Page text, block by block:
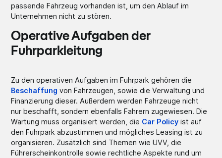
passende Fahrzeug vorhanden ist, um den Ablauf im
Unternehmen nicht zu stören.
Operative Aufgaben der
Fuhrparkleitung
Zu den operativen Aufgaben im Fuhrpark gehören die
Beschaffung von Fahrzeugen, sowie die Verwaltung und
Finanzierung dieser. Außerdem werden Fahrzeuge nicht
nur beschafft, sondern ebenfalls Fahrern zugewiesen. Die
Wartung muss organisiert werden, die Car Policy ist auf
den Fuhrpark abzustimmen und mögliches Leasing ist zu
organisieren. Zusätzlich sind Themen wie UVV, die
Führerscheinkontrolle sowie rechtliche Aspekte rund um